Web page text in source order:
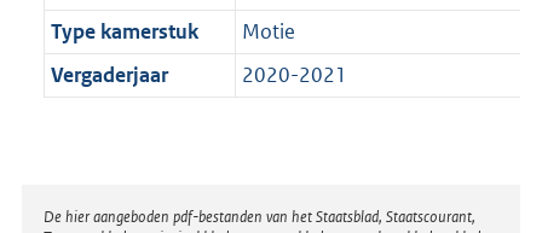
Type kamerstuk
Motie
Vergaderjaar
2020-2021
Disclaimer
De hier aangeboden pdf-bestanden van het Staatsblad, Staatscourant,